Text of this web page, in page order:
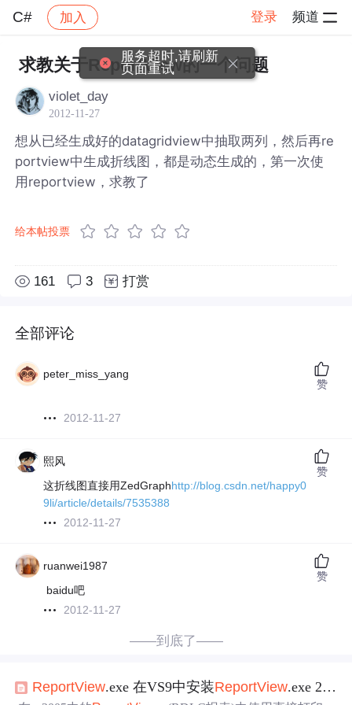
C# 加入 登录 频道
社区 C# 帖子详情
求教关于ReportView的一个问题
violet_day
2012-11-27
想从已经生成好的datagridview中抽取两列，然后再re
portview中生成折线图，都是动态生成的，第一次使
用reportview，求教了
给本帖投票
161 3 打赏
全部评论
peter_miss_yang
2012-11-27
赞
熙风
这折线图直接用ZedGraphhttp://blog.csdn.net/happy0
9li/article/details/7535388
2012-11-27
赞
ruanwei1987
baidu吧
2012-11-27
赞
——到底了——
ReportView.exe 在VS9中安装ReportView.exe 2008版本才可显示
服务超时,请刷新
页面重试